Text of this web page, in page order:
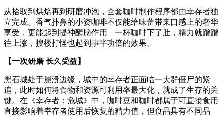
从拾取到烘焙再到研磨冲泡，全套咖啡制作程序都由幸存者独
立完成。香气扑鼻的小资咖啡不仅能给味蕾带来口感上的奢华
享受，更能起到提神醒脑作用，一杯咖啡下了肚，精力就蹭蹭
往上涨，搜楼打怪也起到事半功倍的效果。
【一次研磨 长久受益】
黑石城处于崩溃边缘，城中的幸存者正面临一大群僵尸的紧
追，此时如何将食物和资源可利用率最大化，就成了生存的关
键。在《幸存者：危城》中，咖啡豆和咖啡都属于可直接食用
直接影响着幸存者使用后恢复的精力值，但食品具有不同品